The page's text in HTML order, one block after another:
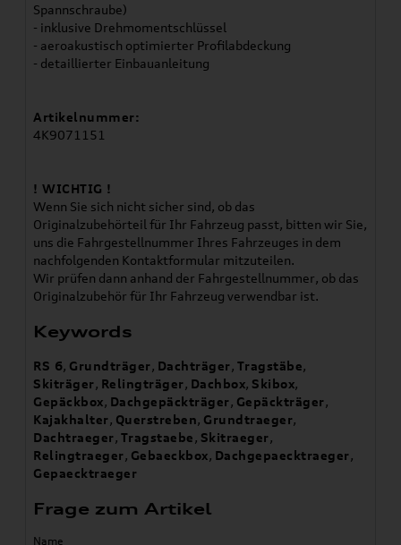
Spannschraube)
- inklusive Drehmomentschlüssel
- aeroakustisch optimierter Profilabdeckung
- detaillierter Einbauanleitung
Artikelnummer:
4K9071151
! WICHTIG !
Wenn Sie sich nicht sicher sind, ob das
Originalzubehörteil für Ihr Fahrzeug passt, bitten wir Sie,
uns die Fahrgestellnummer Ihres Fahrzeuges in dem
nachfolgenden Kontaktformular mitzuteilen.
Wir prüfen dann anhand der Fahrgestellnummer, ob das
Originalzubehör für Ihr Fahrzeug verwendbar ist.
Keywords
RS 6, Grundträger, Dachträger, Tragstäbe,
Skiträger, Relingträger, Dachbox, Skibox,
Gepäckbox, Dachgepäckträger, Gepäckträger,
Kajakhalter, Querstreben, Grundtraeger,
Dachtraeger, Tragstaebe, Skitraeger,
Relingtraeger, Gebaeckbox, Dachgepaecktraeger,
Gepaecktraeger
Frage zum Artikel
Name